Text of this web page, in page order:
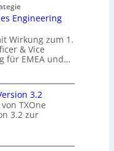
Engineering
Wirkung zum 1.
& Vice
für EMEA und…
3.2
TXOne
3.2 zur